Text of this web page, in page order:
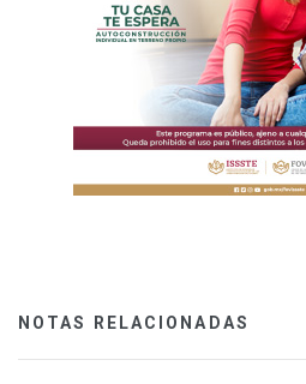
NOTAS RELACIONADAS